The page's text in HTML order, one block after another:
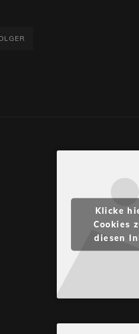
Klicke
Cookies
diesen